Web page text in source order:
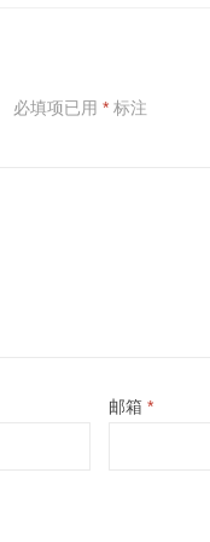
必填项已用 * 标注
邮箱 *